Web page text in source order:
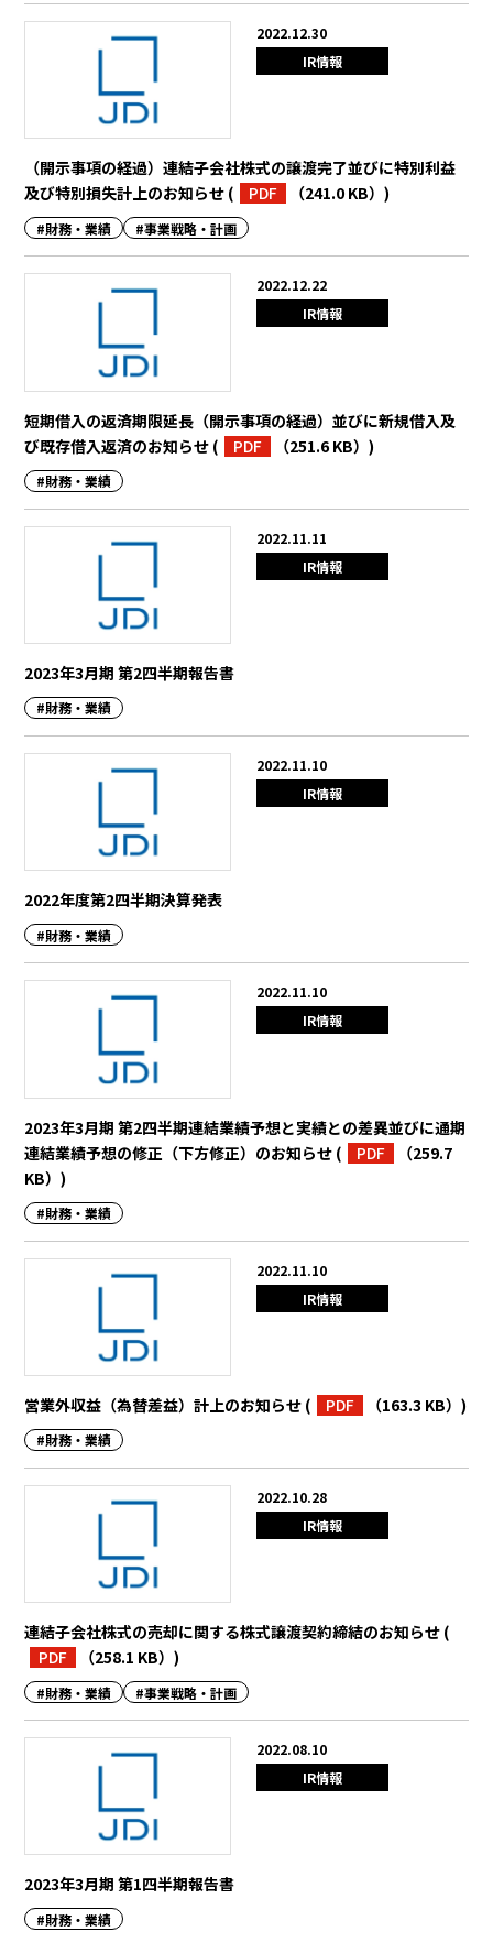
2022.12.30
IR情報
（開示事項の経過）連結子会社株式の譲渡完了並びに特別利益
及び特別損失計上のお知らせ ( PDF （241.0 KB）)
#財務・業績 #事業戦略・計画
2022.12.22
IR情報
短期借入の返済期限延長（開示事項の経過）並びに新規借入及
び既存借入返済のお知らせ ( PDF （251.6 KB）)
#財務・業績
2022.11.11
IR情報
2023年3月期 第2四半期報告書
#財務・業績
2022.11.10
IR情報
2022年度第2四半期決算発表
#財務・業績
2022.11.10
IR情報
2023年3月期 第2四半期連結業績予想と実績との差異並びに通期
連結業績予想の修正（下方修正）のお知らせ ( PDF
（259.7
KB）)
#財務・業績
2022.11.10
IR情報
営業外収益（為替差益）計上のお知らせ ( PDF （163.3 KB）)
#財務・業績
2022.10.28
IR情報
連結子会社株式の売却に関する株式譲渡契約締結のお知らせ (
PDF
（258.1 KB）)
#財務・業績 #事業戦略・計画
2022.08.10
IR情報
2023年3月期 第1四半期報告書
#財務・業績